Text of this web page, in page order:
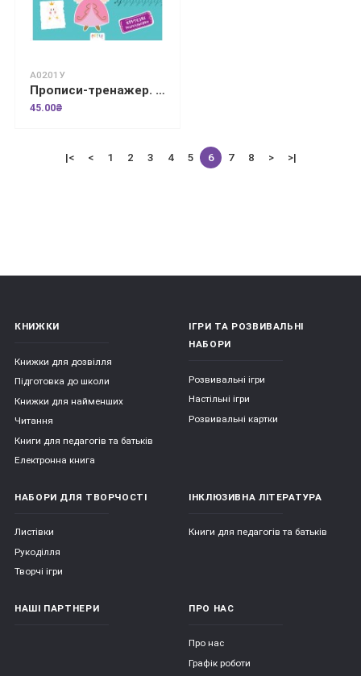
А0201У
Прописи-тренажер. Принцеси
45.00₴
|< < 1 2 3 4 5 6 7 8 > >|
КНИЖКИ
Книжки для дозвілля
Підготовка до школи
Книжки для найменших
Читання
Книги для педагогів та батьків
Електронна книга
ІГРИ ТА РОЗВИВАЛЬНІ
НАБОРИ
Розвивальні ігри
Настільні ігри
Розвивальні картки
НАБОРИ ДЛЯ ТВОРЧОСТІ
Листівки
Рукоділля
Творчі ігри
ІНКЛЮЗИВНА ЛІТЕРАТУРА
Книги для педагогів та батьків
НАШІ ПАРТНЕРИ ПРО НАС
Про нас
Графік роботи